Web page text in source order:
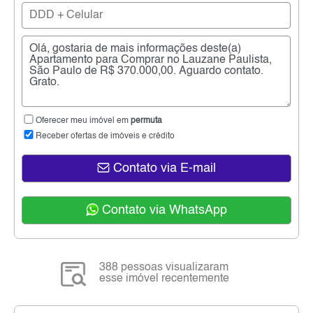
Oferecer meu imóvel em permuta
Receber ofertas de imóveis e crédito
Contato via E-mail
Contato via WhatsApp
388 pessoas visualizaram
esse imóvel recentemente